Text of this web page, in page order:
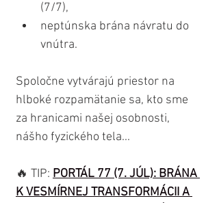
(7/7),
neptúnska brána návratu do
vnútra.
Spoločne vytvárajú priestor na
hlboké rozpamätanie sa, kto sme
za hranicami našej osobnosti,
nášho fyzického tela...
🔥 TIP: PORTÁL 77 (7. JÚL): BRÁNA
K VESMÍRNEJ TRANSFORMÁCII A